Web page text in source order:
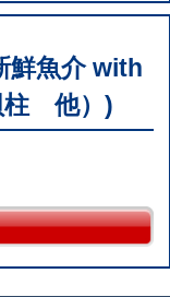
鮮魚介 with
柱 他）)